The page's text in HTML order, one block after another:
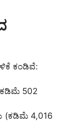
ಕಂಡಿವೆ:
502
(ಕಡಿಮೆ 4,016